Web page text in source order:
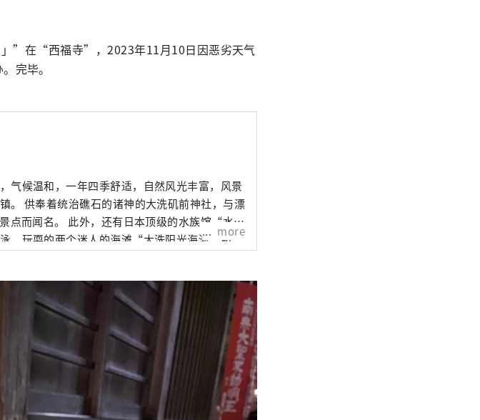
”在“西福寺”，2023年11月10日因恶劣天气
完毕。
气候温和，一年四季舒适，自然风光丰富，风景
。 供奉着统治礁石的诸神的大洗矶前神社，与漂
点而闻名。 此外，还有日本顶级的水族馆“水世
、玩耍的两个迷人的海滩“大洗阳光海滩”和
高达55m，有标志性的“大洗海洋塔”等众多
鲜海鲜。
more